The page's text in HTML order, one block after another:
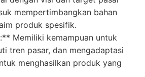
mempertimbangkan bahan
produk spesifik.
Memiliki kemampuan untuk
tren pasar, dan mengadaptasi
menghasilkan produk yang